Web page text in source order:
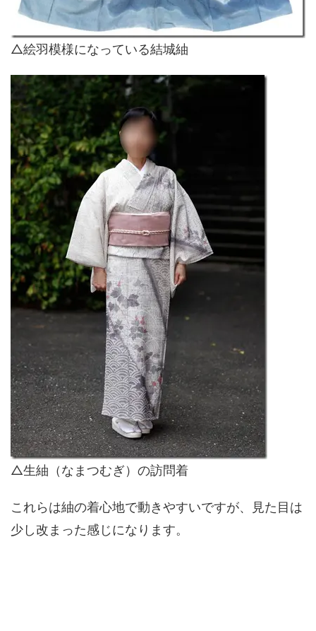
△絵羽模様になっている結城紬
△生紬（なまつむぎ）の訪問着
これらは紬の着心地で動きやすいですが、見た目は
少し改まった感じになります。